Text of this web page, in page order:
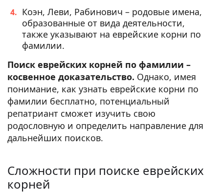
Коэн, Леви, Рабинович – родовые имена,
образованные от вида деятельности,
также указывают на еврейские корни по
фамилии.
Поиск еврейских корней по фамилии –
косвенное доказательство. Однако, имея
понимание, как узнать еврейские корни по
фамилии бесплатно, потенциальный
репатриант сможет изучить свою
родословную и определить направление для
дальнейших поисков.
Сложности при поиске еврейских
корней